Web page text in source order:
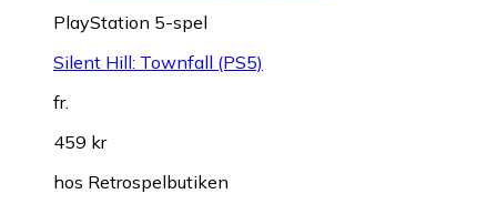
PlayStation 5-spel
Silent Hill: Townfall (PS5)
fr.
459 kr
hos Retrospelbutiken